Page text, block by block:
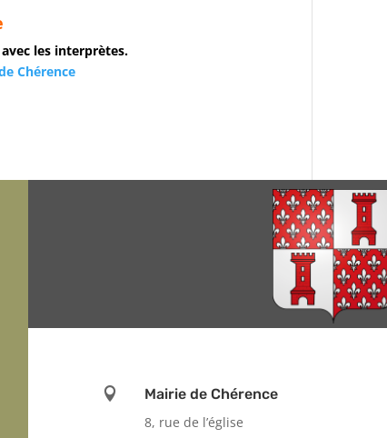
les interprètes.
Chérence

Mairie de Chérence
8, rue de l’église